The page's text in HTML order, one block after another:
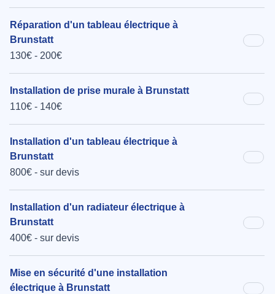
Réparation d'un tableau électrique à
Brunstatt
130€ - 200€
Installation de prise murale à Brunstatt
110€ - 140€
Installation d'un tableau électrique à
Brunstatt
800€ - sur devis
Installation d'un radiateur électrique à
Brunstatt
400€ - sur devis
Mise en sécurité d'une installation
électrique à Brunstatt